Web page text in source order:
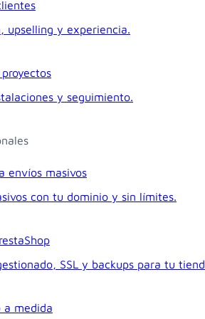
upselling y experiencia.
y seguimiento.
envíos masivos
con tu dominio y sin límites.
SSL y backups para tu
a medida